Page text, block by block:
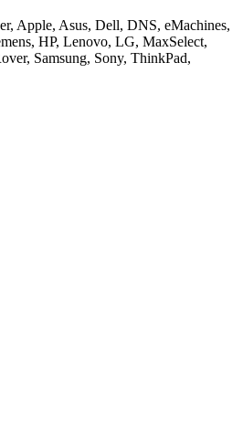
Apple, Asus, Dell, DNS, eMachines,
HP, Lenovo, LG, MaxSelect,
Samsung, Sony, ThinkPad,